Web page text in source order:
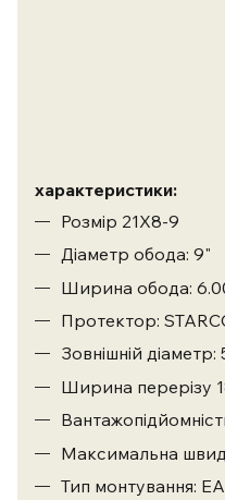
характеристики:
Розмір 21X8-9
Діаметр обода: 9"
Ширина обода:
Протектор:
Зовнішній діаметр:
Ширина перерізу
Максимальна
Тип монтування: